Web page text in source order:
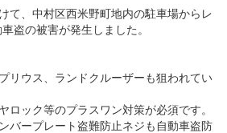
て、中村区西米野町地内の駐車場からレ
盗の被害が発生しました。
リウス、ランドクルーザーも狙われてい
ロック等のプラスワン対策が必須です。
バープレート盗難防止ネジも自動車盗防